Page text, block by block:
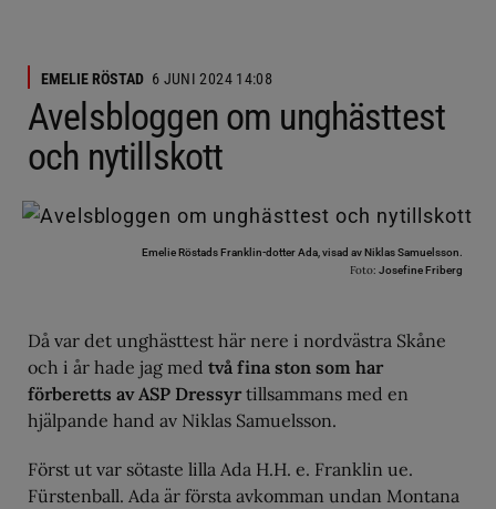
EMELIE RÖSTAD 6 JUNI 2024 14:08
Avelsbloggen om unghästtest
och nytillskott
Emelie Röstads Franklin-dotter Ada, visad av Niklas Samuelsson.
Foto: Josefine Friberg
Då var det unghästtest här nere i nordvästra Skåne
och i år hade jag med två fina ston som har
förberetts av ASP Dressyr tillsammans med en
hjälpande hand av Niklas Samuelsson.
Först ut var sötaste lilla Ada H.H. e. Franklin ue.
Fürstenball. Ada är första avkomman undan Montana